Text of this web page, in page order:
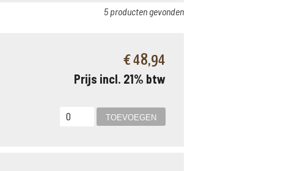
5 producten gevonden
€ 48,94
Prijs incl. 21% btw